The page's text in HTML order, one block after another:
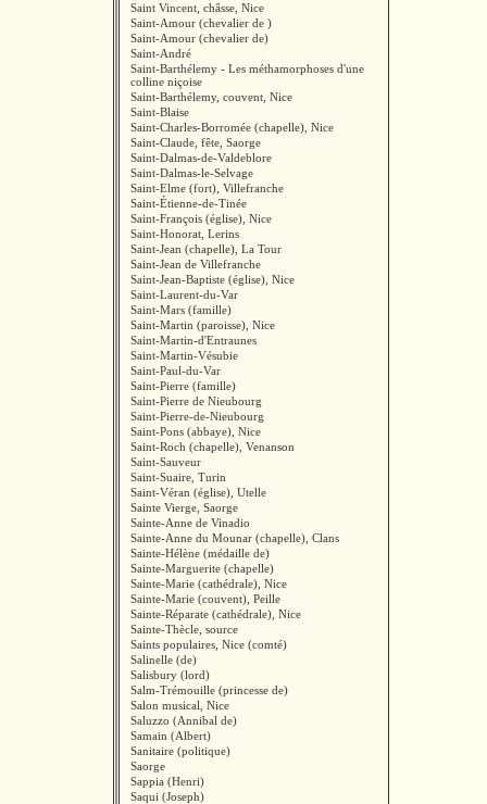
Saint Vincent, châsse, Nice
Saint-Amour (chevalier de )
Saint-Amour (chevalier de)
Saint-André
Saint-Barthélemy - Les méthamorphoses d'une
colline niçoise
Saint-Barthélemy, couvent, Nice
Saint-Blaise
Saint-Charles-Borromée (chapelle), Nice
Saint-Claude, fête, Saorge
Saint-Dalmas-de-Valdeblore
Saint-Dalmas-le-Selvage
Saint-Elme (fort), Villefranche
Saint-Étienne-de-Tinée
Saint-François (église), Nice
Saint-Honorat, Lerins
Saint-Jean (chapelle), La Tour
Saint-Jean de Villefranche
Saint-Jean-Baptiste (église), Nice
Saint-Laurent-du-Var
Saint-Mars (famille)
Saint-Martin (paroisse), Nice
Saint-Martin-d'Entraunes
Saint-Martin-Vésubie
Saint-Paul-du-Var
Saint-Pierre (famille)
Saint-Pierre de Nieubourg
Saint-Pierre-de-Nieubourg
Saint-Pons (abbaye), Nice
Saint-Roch (chapelle), Venanson
Saint-Sauveur
Saint-Suaire, Turin
Saint-Véran (église), Utelle
Sainte Vierge, Saorge
Sainte-Anne de Vinadio
Sainte-Anne du Mounar (chapelle), Clans
Sainte-Hélène (médaille de)
Sainte-Marguerite (chapelle)
Sainte-Marie (cathédrale), Nice
Sainte-Marie (couvent), Peille
Sainte-Réparate (cathédrale), Nice
Sainte-Thècle, source
Saints populaires, Nice (comté)
Salinelle (de)
Salisbury (lord)
Salm-Trémouille (princesse de)
Salon musical, Nice
Saluzzo (Annibal de)
Samain (Albert)
Sanitaire (politique)
Saorge
Sappia (Henri)
Saqui (Joseph)